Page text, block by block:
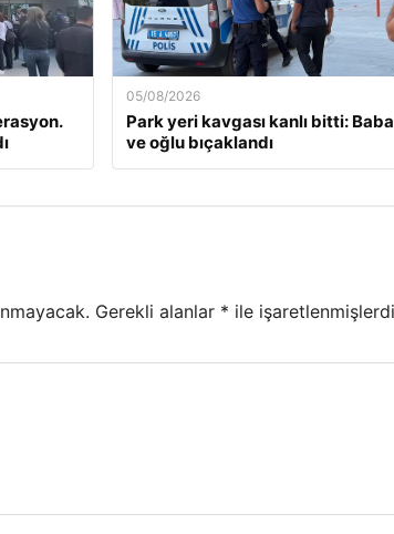
05/08/2026
Park yeri kavgası kanlı bitti: Baba
ve oğlu bıçaklandı
Gerekli alanlar * ile